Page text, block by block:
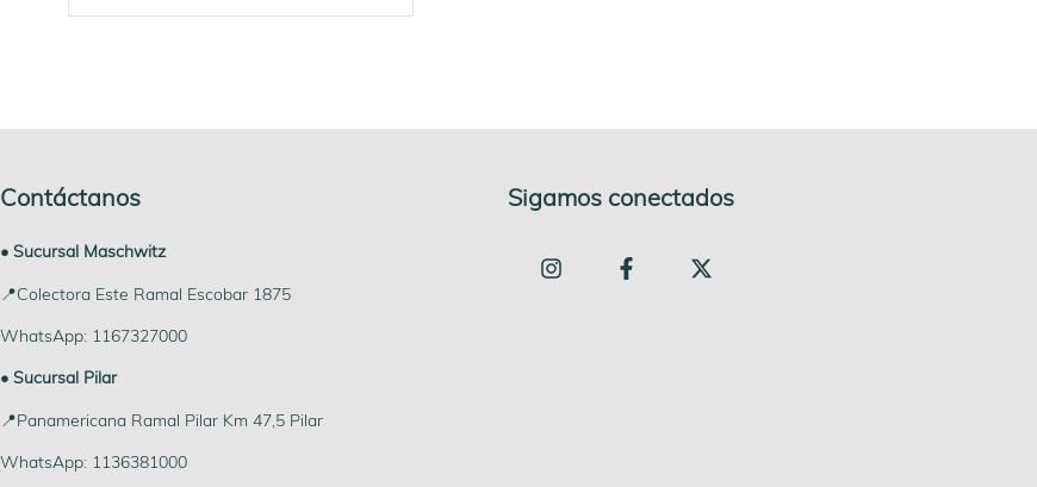
Contáctanos
• Sucursal Maschwitz
📍Colectora Este Ramal Escobar 1875
WhatsApp: 1167327000
• Sucursal Pilar
📍Panamericana Ramal Pilar Km 47,5 Pilar
WhatsApp: 1136381000
Sigamos conectados